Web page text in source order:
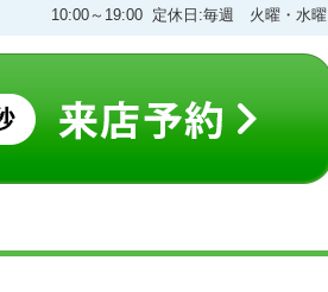
10:00～19:00 定休日:毎週 火曜・水曜